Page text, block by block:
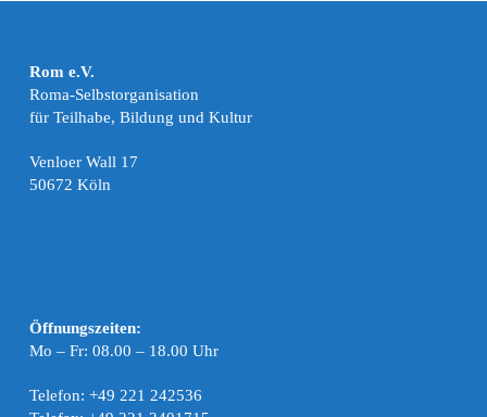
Rom e.V.
Roma-Selbstorganisation
für Teilhabe, Bildung und Kultur
Venloer Wall 17
50672 Köln
Öffnungszeiten:
Mo – Fr: 08.00 – 18.00 Uhr
Telefon: +49 221 242536